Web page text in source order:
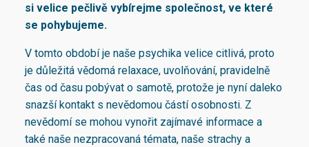
si velice pečlivě vybírejme společnost, ve které
se pohybujeme.
V tomto období je naše psychika velice citlivá, proto
je důležitá vědomá relaxace, uvolňování, pravidelně
čas od času pobývat o samotě, protože je nyní daleko
snazší kontakt s nevědomou částí osobnosti. Z
nevědomí se mohou vynořit zajímavé informace a
také naše nezpracovaná témata, naše strachy a